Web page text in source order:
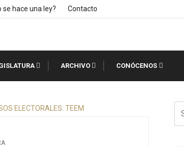
se hace una ley? Contacto
ARCHIVO CONÓCENOS